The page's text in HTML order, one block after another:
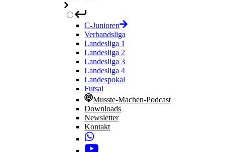
C-Junioren
Verbandsliga
Landesliga 1
Landesliga 2
Landesliga 3
Landesliga 4
Landespokal
Futsal
Musste-Machen-Podcast
Downloads
Newsletter
Kontakt